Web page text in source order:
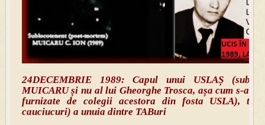
24DECEMBRIE 1989: Capul unui USLAȘ
MUICARU și nu al lui Gheorghe Trosca, așa cum s-a
furnizate de colegii acestora din fosta USLA),
cauciucuri) a unuia dintre TABuri